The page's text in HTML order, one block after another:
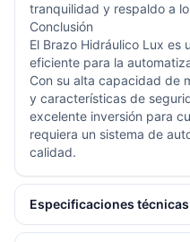
tranquilidad y respaldo a
Conclusión
El Brazo Hidráulico Lux es
eficiente para la
Con su alta capacidad de
y características de
excelente inversión para
requiera un sistema de
calidad.
Especificaciones técnicas